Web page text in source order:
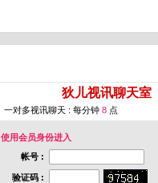
狄儿视讯聊天室
一对多视讯聊天 : 每分钟 8 点
使用会员身份进入
帐号 :
验证码 :